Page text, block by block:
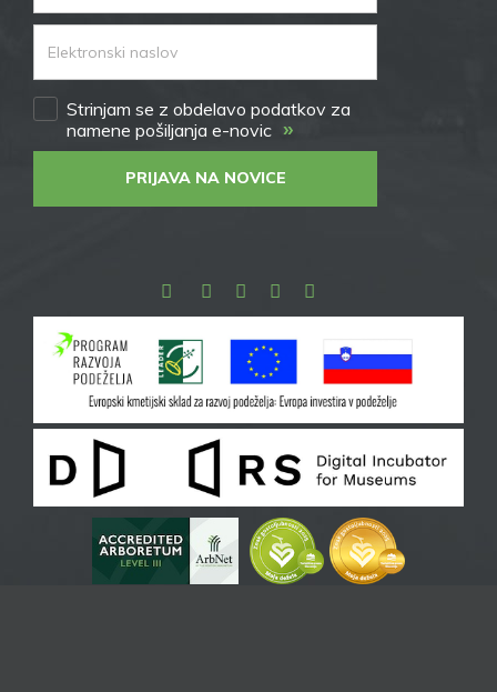
Strinjam se z obdelavo podatkov za
namene pošiljanja e-novic »
PRIJAVA NA NOVICE
FacebookInstagramYoutubePinterestTikTok